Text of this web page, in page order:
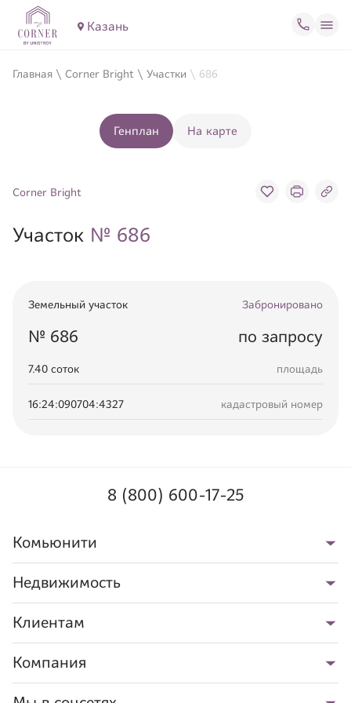
Казань
Главная \ Corner Bright \ Участки \ 686
Генплан На карте
Corner Bright
Участок № 686
Земельный участок Забронировано
№ 686 по запросу
7.40 соток площадь
16:24:090704:4327 кадастровый номер
8 (800) 600-17-25
Комьюнити
Недвижимость
Клиентам
Компания